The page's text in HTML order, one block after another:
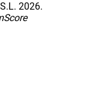
2026.